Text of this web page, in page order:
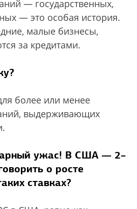
— государственных,
— это особая история.
малые бизнесы,
за кредитами.
более или менее
выдерживающих
ужас! В США — 2–
о росте
ставках?